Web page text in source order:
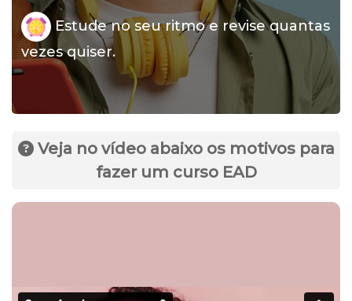
Estude no seu ritmo e revise quantas
vezes quiser.
Veja no vídeo abaixo os motivos para
fazer um curso EAD